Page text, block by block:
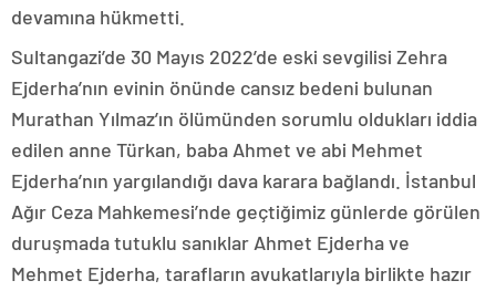
devamına hükmetti.
Sultangazi’de 30 Mayıs 2022’de eski sevgilisi Zehra
Ejderha’nın evinin önünde cansız bedeni bulunan
Murathan Yılmaz’ın ölümünden sorumlu oldukları iddia
edilen anne Türkan, baba Ahmet ve abi Mehmet
Ejderha’nın yargılandığı dava karara bağlandı. İstanbul
Ağır Ceza Mahkemesi’nde geçtiğimiz günlerde görülen
duruşmada tutuklu sanıklar Ahmet Ejderha ve
Mehmet Ejderha, tarafların avukatlarıyla birlikte hazır